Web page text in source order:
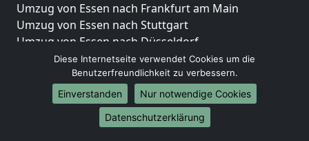
Umzug von Essen nach Frankfurt am Main
Umzug von Essen nach Stuttgart
Umzug von Essen nach Düsseldorf
Umzug von Essen nach Leipzig
Umzug von Essen nach Dortmund
Umzug von Essen nach Essen
Umzug von Essen nach Bremen
Umzug von Essen nach Dresden
Diese Internetseite verwendet Cookies um die
Benutzerfreundlichkeit zu verbessern.
Einverstanden
Nur notwendige Cookies
Datenschutzerklärung